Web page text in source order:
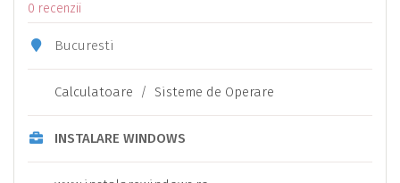
0 recenzii
Bucuresti
Calculatoare / Sisteme de Operare
INSTALARE WINDOWS